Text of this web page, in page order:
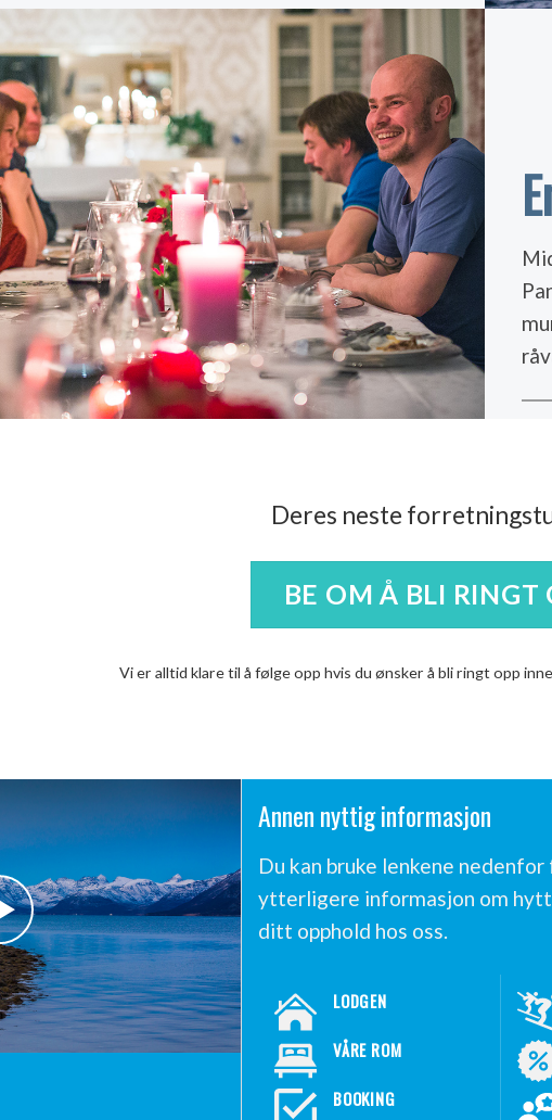
Deres neste
BE OM Å BLI RINGT
Vi er alltid klare til å følge opp hvis du ønsker å bli ringt opp
Annen nyttig informasjon
Du kan bruke lenkene nedenfor
ytterligere informasjon om
ditt opphold hos oss.
LODGEN
VÅRE ROM
BOOKING